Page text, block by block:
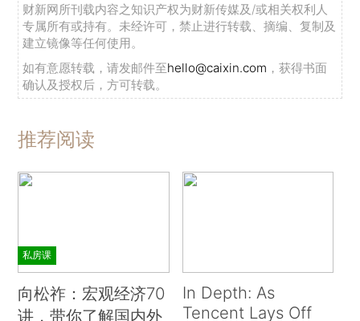
财新网所刊载内容之知识产权为财新传媒及/或相关权利人
专属所有或持有。未经许可，禁止进行转载、摘编、复制及
建立镜像等任何使用。
如有意愿转载，请发邮件至hello@caixin.com ，获得书面
确认及授权后，方可转载。
推荐阅读
私房课
向松祚：宏观经济70
讲，带你了解国内外
In Depth: As
Tencent Lays Off